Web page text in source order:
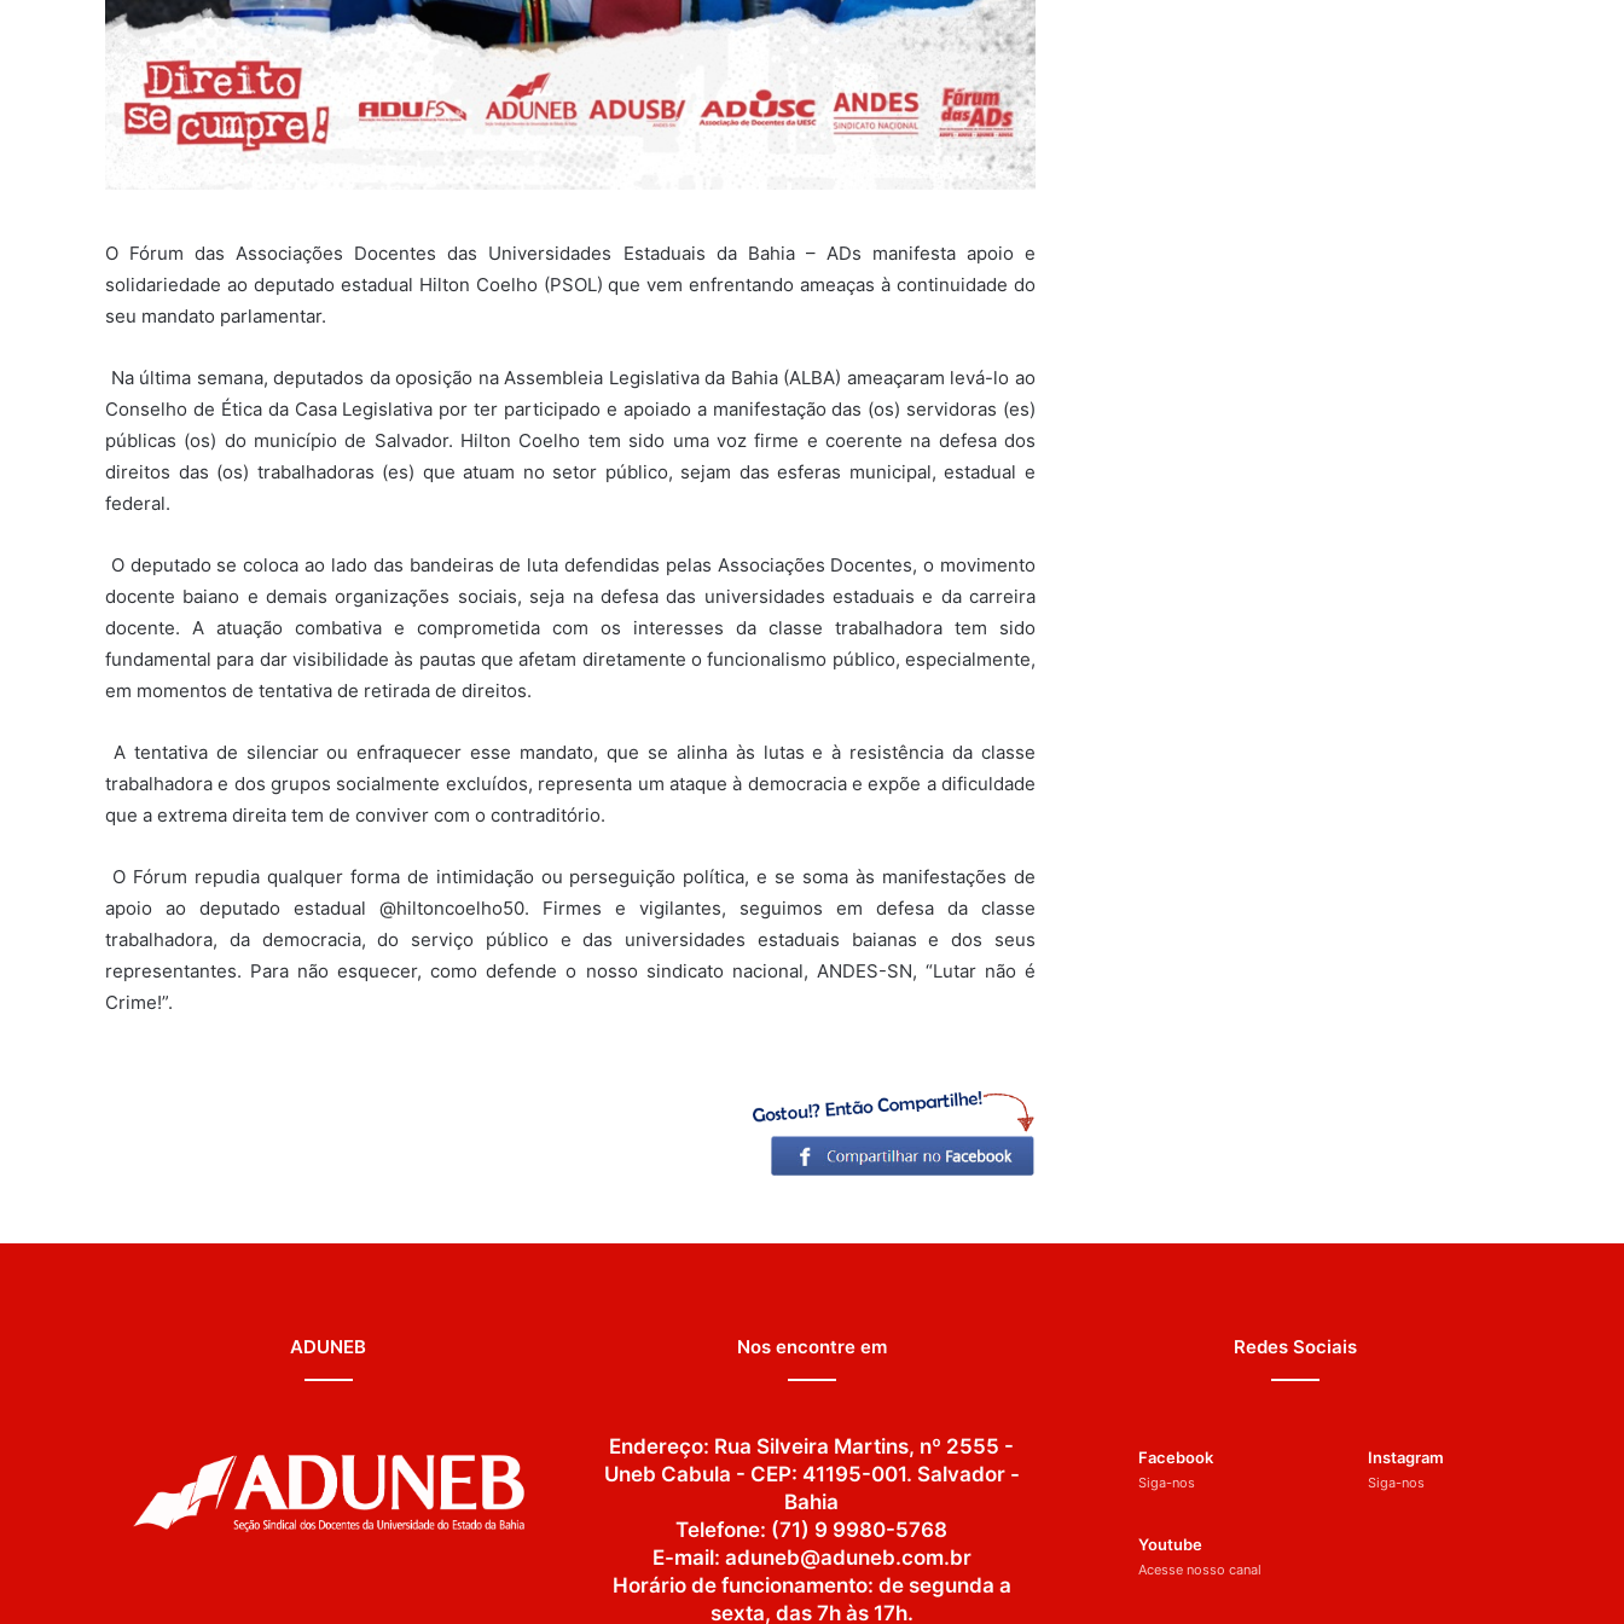
O Fórum das Associações Docentes das Universidades Estaduais da Bahia – ADs manifesta apoio e
solidariedade ao deputado estadual Hilton Coelho (PSOL) que vem enfrentando ameaças à continuidade do
seu mandato parlamentar.
Na última semana, deputados da oposição na Assembleia Legislativa da Bahia (ALBA) ameaçaram levá-lo ao
Conselho de Ética da Casa Legislativa por ter participado e apoiado a manifestação das (os) servidoras (es)
públicas (os) do município de Salvador. Hilton Coelho tem sido uma voz firme e coerente na defesa dos
direitos das (os) trabalhadoras (es) que atuam no setor público, sejam das esferas municipal, estadual e
federal.
O deputado se coloca ao lado das bandeiras de luta defendidas pelas Associações Docentes, o movimento
docente baiano e demais organizações sociais, seja na defesa das universidades estaduais e da carreira
docente. A atuação combativa e comprometida com os interesses da classe trabalhadora tem sido
fundamental para dar visibilidade às pautas que afetam diretamente o funcionalismo público, especialmente,
em momentos de tentativa de retirada de direitos.
A tentativa de silenciar ou enfraquecer esse mandato, que se alinha às lutas e à resistência da classe
trabalhadora e dos grupos socialmente excluídos, representa um ataque à democracia e expõe a dificuldade
que a extrema direita tem de conviver com o contraditório.
O Fórum repudia qualquer forma de intimidação ou perseguição política, e se soma às manifestações de
apoio ao deputado estadual @hiltoncoelho50. Firmes e vigilantes, seguimos em defesa da classe
trabalhadora, da democracia, do serviço público e das universidades estaduais baianas e dos seus
representantes. Para não esquecer, como defende o nosso sindicato nacional, ANDES-SN, “Lutar não é
Crime!”.
ADUNEB Nos encontre em
Endereço: Rua Silveira Martins, nº 2555 -
Uneb Cabula - CEP: 41195-001. Salvador -
Bahia
Telefone: (71) 9 9980-5768
E-mail: aduneb@aduneb.com.br
Horário de funcionamento: de segunda a
sexta, das 7h às 17h.
Redes Sociais
Facebook
Siga-nos
Instagram
Siga-nos
Youtube
Acesse nosso canal